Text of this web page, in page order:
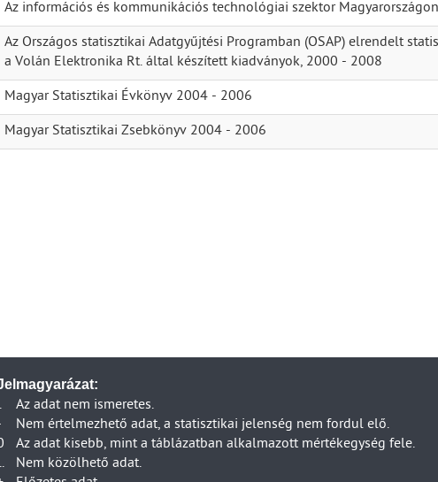
Az információs és kommunikációs technológiai szektor
Az Országos statisztikai Adatgyűjtési Programban (OSAP) elrendelt
a Volán Elektronika Rt. által készített kiadványok, 2000 - 2008
Magyar Statisztikai Évkönyv 2004 - 2006
Magyar Statisztikai Zsebkönyv 2004 - 2006
Az adat nem ismeretes.
Nem értelmezhető adat, a statisztikai jelenség nem fordul elő.
Az adat kisebb, mint a táblázatban alkalmazott mértékegység fele.
Nem közölhető adat.